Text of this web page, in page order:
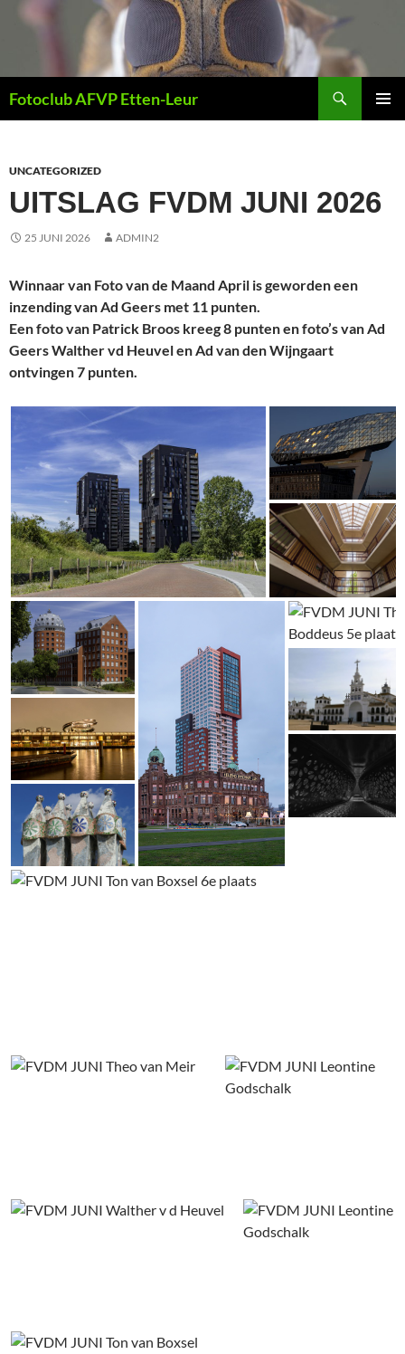
inhoud
Fotoclub AFVP Etten-Leur
UNCATEGORIZED
UITSLAG FVDM JUNI 2026
25 JUNI 2026 ADMIN2
Winnaar van Foto van de Maand April is geworden een
inzending van Ad Geers met 11 punten.
Een foto van Patrick Broos kreeg 8 punten en foto’s van Ad
Geers Walther vd Heuvel en Ad van den Wijngaart
ontvingen 7 punten.